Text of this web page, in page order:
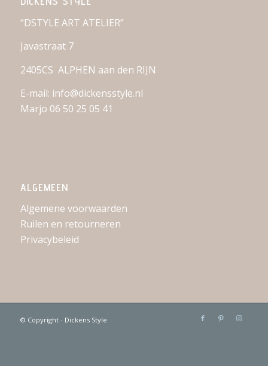
“DSTYLE ART ATELIER”
Javastraat 7
2405CS ALPHEN aan den RIJN
E-mail: info@dickensstyle.nl
Marjo 06 50 25 05 41
ALGEMEEN
Algemene voorwaarden
Ruilen en retourneren
Privacybeleid
© Copyright - Dickens Style